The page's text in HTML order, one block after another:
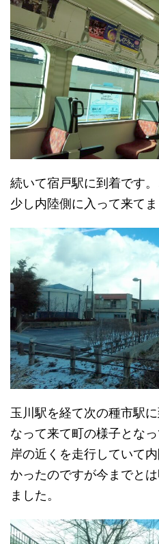
続いて宿戸駅に到着です
少し内陸側に入って来てま
玉川駅を経て次の種市駅
なって来て町の様子とな
岸の近くを走行していて
かったのですが今までと
ました。